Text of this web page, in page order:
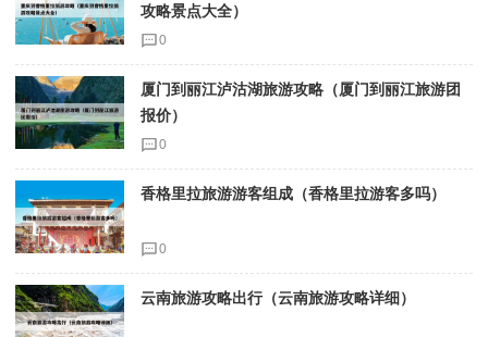
攻略景点大全）
0
厦门到丽江泸沽湖旅游攻略（厦门到丽江旅游团
报价）
0
香格里拉旅游游客组成（香格里拉游客多吗）
0
云南旅游攻略出行（云南旅游攻略详细）